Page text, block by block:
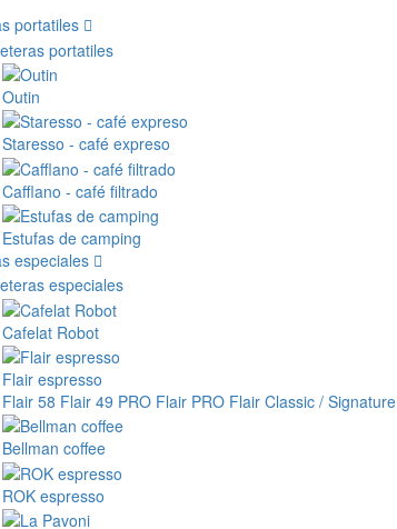
portatiles
Outin
Staresso - café expreso
Cafflano - café filtrado
Estufas de camping
especiales
Cafelat Robot
Flair espresso
Flair 58 Flair 49 PRO Flair PRO Flair Classic / Signature
Bellman coffee
ROK espresso